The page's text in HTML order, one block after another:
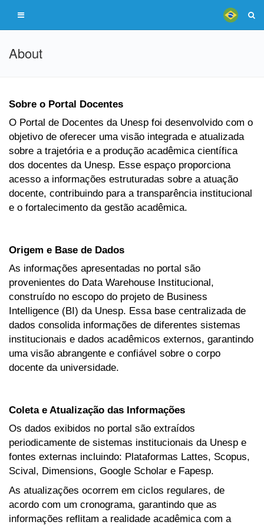
About
Sobre o Portal Docentes
O Portal de Docentes da Unesp foi desenvolvido com o
objetivo de oferecer uma visão integrada e atualizada
sobre a trajetória e a produção acadêmica científica
dos docentes da Unesp. Esse espaço proporciona
acesso a informações estruturadas sobre a atuação
docente, contribuindo para a transparência institucional
e o fortalecimento da gestão acadêmica.
Origem e Base de Dados
As informações apresentadas no portal são
provenientes do Data Warehouse Institucional,
construído no escopo do projeto de Business
Intelligence (BI) da Unesp. Essa base centralizada de
dados consolida informações de diferentes sistemas
institucionais e dados acadêmicos externos, garantindo
uma visão abrangente e confiável sobre o corpo
docente da universidade.
Coleta e Atualização das Informações
Os dados exibidos no portal são extraídos
periodicamente de sistemas institucionais da Unesp e
fontes externas incluindo: Plataformas Lattes, Scopus,
Scival, Dimensions, Google Scholar e Fapesp.
As atualizações ocorrem em ciclos regulares, de
acordo com um cronograma, garantindo que as
informações reflitam a realidade acadêmica com a